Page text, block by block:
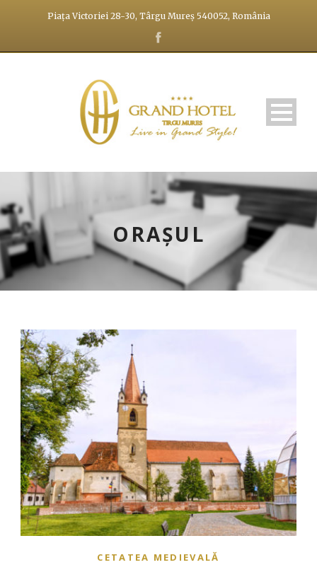
Piața Victoriei 28-30, Târgu Mureș 540052, România
ORAȘUL
CETATEA MEDIEVALĂ